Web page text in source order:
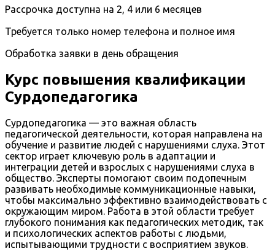
Рассрочка доступна на 2, 4 или 6 месяцев
Требуется только номер телефона и полное имя
Обработка заявки в день обращения
Курс повышения квалификации
Сурдопедагогика
Сурдопедагогика — это важная область
педагогической деятельности, которая направлена на
обучение и развитие людей с нарушениями слуха. Этот
сектор играет ключевую роль в адаптации и
интеграции детей и взрослых с нарушениями слуха в
общество. Эксперты помогают своим подопечным
развивать необходимые коммуникационные навыки,
чтобы максимально эффективно взаимодействовать с
окружающим миром. Работа в этой области требует
глубокого понимания как педагогических методик, так
и психологических аспектов работы с людьми,
испытывающими трудности с восприятием звуков.